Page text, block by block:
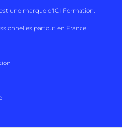
une marque d'ICI Formation.
partout en France